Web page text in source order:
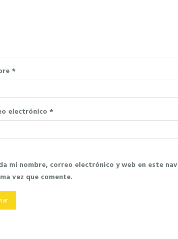
*
electrónico *
mi nombre, correo electrónico y web en este
vez que comente.